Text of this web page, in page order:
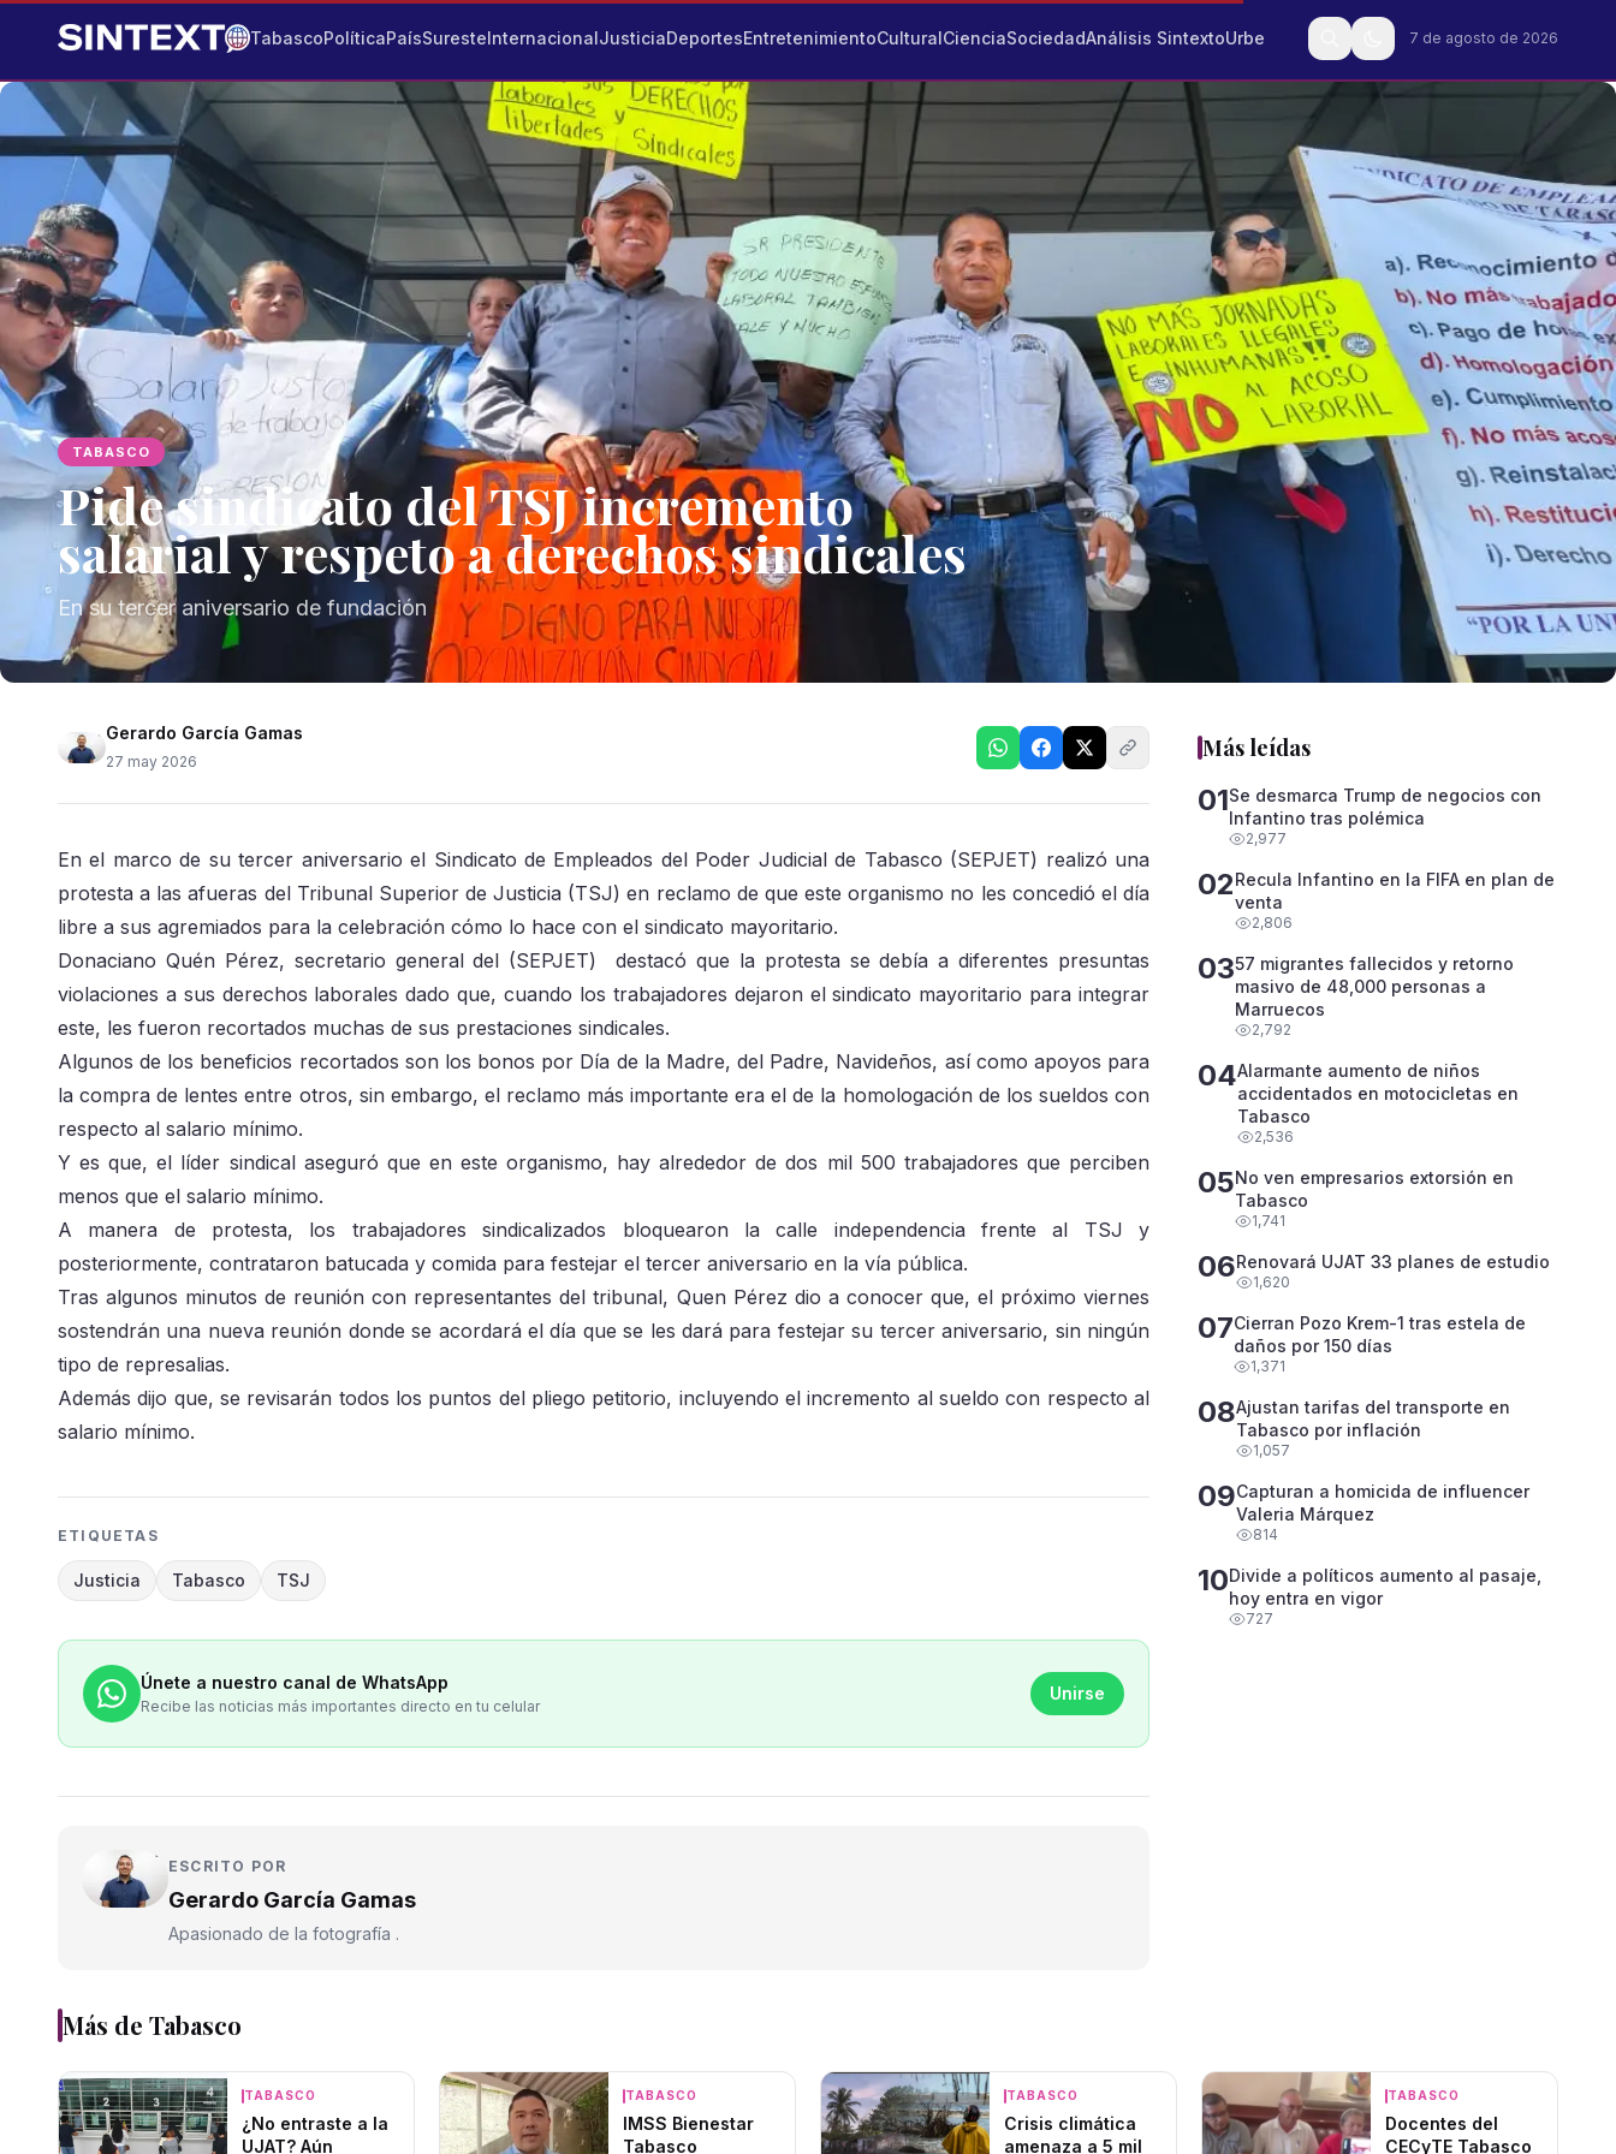
TabascoPolíticaPaísSuresteInternacionalJusticiaDeportesEntretenimientoCulturalCienciaSociedadAnálisis SintextoUrbe 7 de agosto de 2026
TABASCO
Pide sindicato del TSJ incremento
salarial y respeto a derechos sindicales
En su tercer aniversario de fundación
Gerardo García Gamas
27 may 2026
En el marco de su tercer aniversario el Sindicato de Empleados del Poder Judicial de Tabasco (SEPJET) realizó una
protesta a las afueras del Tribunal Superior de Justicia (TSJ) en reclamo de que este organismo no les concedió el día
libre a sus agremiados para la celebración cómo lo hace con el sindicato mayoritario.
Donaciano Quén Pérez, secretario general del (SEPJET) destacó que la protesta se debía a diferentes presuntas
violaciones a sus derechos laborales dado que, cuando los trabajadores dejaron el sindicato mayoritario para integrar
este, les fueron recortados muchas de sus prestaciones sindicales.
Algunos de los beneficios recortados son los bonos por Día de la Madre, del Padre, Navideños, así como apoyos para
la compra de lentes entre otros, sin embargo, el reclamo más importante era el de la homologación de los sueldos con
respecto al salario mínimo.
Y es que, el líder sindical aseguró que en este organismo, hay alrededor de dos mil 500 trabajadores que perciben
menos que el salario mínimo.
A manera de protesta, los trabajadores sindicalizados bloquearon la calle independencia frente al TSJ y
posteriormente, contrataron batucada y comida para festejar el tercer aniversario en la vía pública.
Tras algunos minutos de reunión con representantes del tribunal, Quen Pérez dio a conocer que, el próximo viernes
sostendrán una nueva reunión donde se acordará el día que se les dará para festejar su tercer aniversario, sin ningún
tipo de represalias.
Además dijo que, se revisarán todos los puntos del pliego petitorio, incluyendo el incremento al sueldo con respecto al
salario mínimo.
ETIQUETAS
Justicia Tabasco TSJ
Únete a nuestro canal de WhatsApp
Recibe las noticias más importantes directo en tu celular
Unirse
ESCRITO POR
Gerardo García Gamas
Apasionado de la fotografía .
Más leídas
01Se desmarca Trump de negocios con
Infantino tras polémica
2,977
02Recula Infantino en la FIFA en plan de
venta
2,806
0357 migrantes fallecidos y retorno
masivo de 48,000 personas a
Marruecos
2,792
04Alarmante aumento de niños
accidentados en motocicletas en
Tabasco
2,536
05No ven empresarios extorsión en
Tabasco
1,741
06Renovará UJAT 33 planes de estudio
1,620
07Cierran Pozo Krem-1 tras estela de
daños por 150 días
1,371
08Ajustan tarifas del transporte en
Tabasco por inflación
1,057
09Capturan a homicida de influencer
Valeria Márquez
814
10Divide a políticos aumento al pasaje,
hoy entra en vigor
727
Más de Tabasco
TABASCO
¿No entraste a la
UJAT? Aún
TABASCO
IMSS Bienestar
Tabasco
TABASCO
Crisis climática
amenaza a 5 mil
TABASCO
Docentes del
CECyTE Tabasco